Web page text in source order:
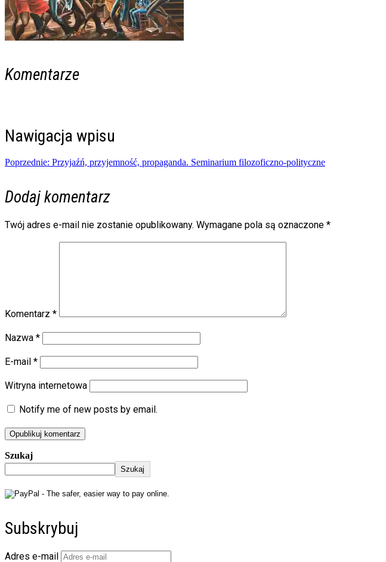
Komentarze
Nawigacja wpisu
Poprzednie: Przyjaźń, przyjemność, propaganda. Seminarium filozoficzno-polityczne
Dodaj komentarz
Twój adres e-mail nie zostanie opublikowany. Wymagane pola są oznaczone *
Komentarz *
Nazwa *
E-mail *
Witryna internetowa
Notify me of new posts by email.
Szukaj
Szukaj
Subskrybuj
Adres e-mail